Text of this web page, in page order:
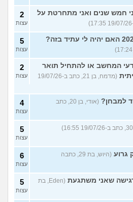
חמש שנים ואני מתחרטת על
2
עצות
5
עצות
המחשב או להתחיל תואר
(מדמח, בן 21, כתב ב-19/07/26
2
עצות
למבחן?
(אודי, בן 20, כתב
4
עצות
5
עצות
גרוע
(היוש, בת 29, כתבה
6
עצות
שאני משתגעת
(Eden, בת
5
עצות